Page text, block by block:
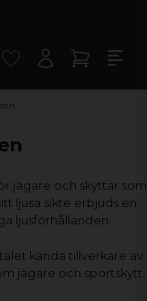
jägare och skyttar som
ljusa sikte erbjuds en
ljusförhållanden.
kända tillverkare av
jägare och sportskytt.